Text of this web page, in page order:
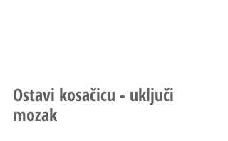
Ostavi kosačicu - uključi
mozak